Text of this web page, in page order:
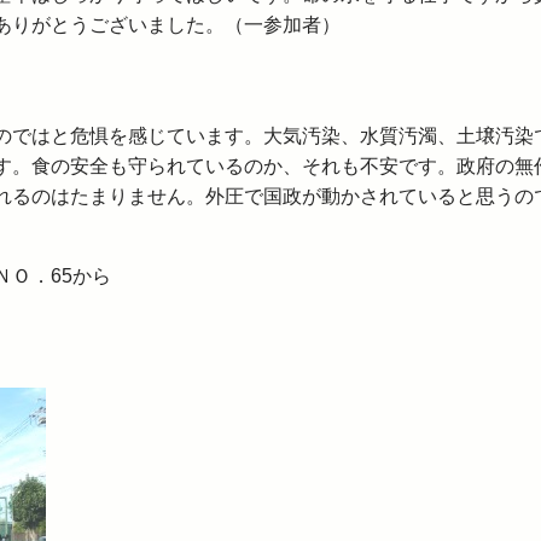
がとうございました。（一参加者）
ではと危惧を感じています。大気汚染、水質汚濁、土壌汚染
。食の安全も守られているのか、それも不安です。政府の無
るのはたまりません。外圧で国政が動かされていると思うの
Ｏ．65から